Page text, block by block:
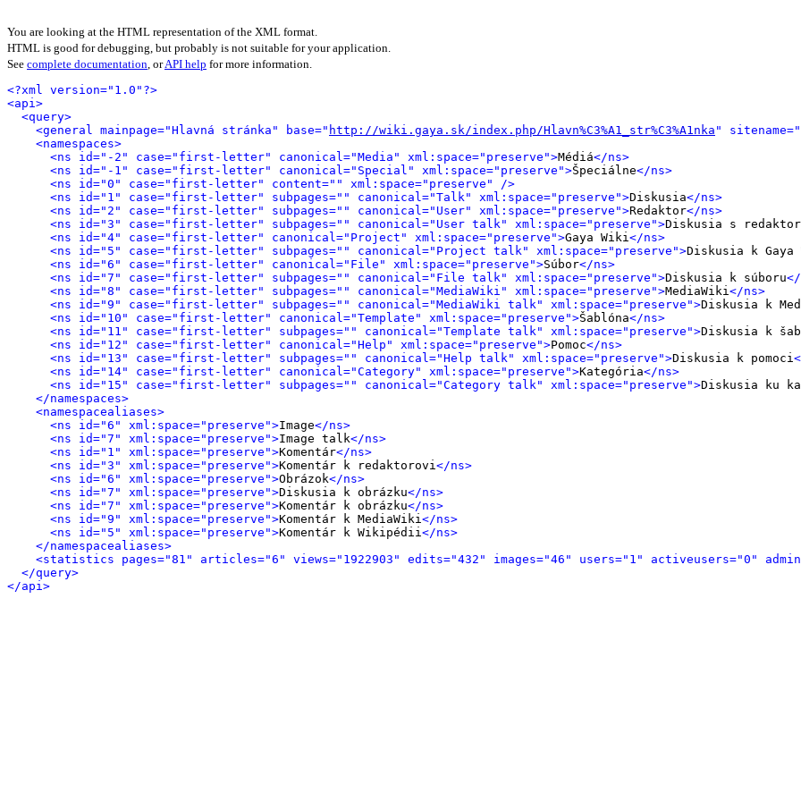
You are looking at the HTML representation of the XML format.
HTML is good for debugging, but probably is not suitable for your application.
See complete documentation, orAPI help for more information.
<?xml version="1.0"?>
<api>
<query>
<general mainpage="Hlavná stránka" base=" http://wiki.gaya.sk/index.php/Hlavn%C3%A1_str%C3%A1nka "
<namespaces>
<ns id="-2" case="first-letter" canonical="Media" xml:space="preserve">Médiá</ns>
<ns id="-1" case="first-letter" canonical="Special" xml:space="preserve">Špeciálne</ns>
<ns id="0" case="first-letter" content="" xml:space="preserve" />
<ns id="1" case="first-letter" subpages="" canonical="Talk" xml:space="preserve">Diskusia</ns>
<ns id="2" case="first-letter" subpages="" canonical="User" xml:space="preserve">Redaktor</ns>
<ns id="3" case="first-letter" subpages="" canonical="User talk" xml:space="preserve">Diskusia s
<ns id="4" case="first-letter" canonical="Project" xml:space="preserve">Gaya Wiki</ns>
<ns id="5" case="first-letter" subpages="" canonical="Project talk" xml:space="preserve">Diskusia k Gaya
<ns id="6" case="first-letter" canonical="File" xml:space="preserve">Súbor</ns>
<ns id="7" case="first-letter" subpages="" canonical="File talk" xml:space="preserve">Diskusia k súboru
<ns id="8" case="first-letter" subpages="" canonical="MediaWiki" xml:space="preserve">MediaWiki</ns>
<ns id="9" case="first-letter" subpages="" canonical="MediaWiki talk" xml:space="preserve">Diskusia k
<ns id="10" case="first-letter" canonical="Template" xml:space="preserve">Šablóna</ns>
<ns id="11" case="first-letter" subpages="" canonical="Template talk" xml:space="preserve">Diskusia k
<ns id="12" case="first-letter" canonical="Help" xml:space="preserve">Pomoc</ns>
<ns id="13" case="first-letter" subpages="" canonical="Help talk" xml:space="preserve">Diskusia k pomoci
<ns id="14" case="first-letter" canonical="Category" xml:space="preserve">Kategória</ns>
<ns id="15" case="first-letter" subpages="" canonical="Category talk" xml:space="preserve">Diskusia ku
</namespaces>
<namespacealiases>
<ns id="6" xml:space="preserve">Image</ns>
<ns id="7" xml:space="preserve">Image talk</ns>
<ns id="1" xml:space="preserve">Komentár</ns>
<ns id="3" xml:space="preserve">Komentár k redaktorovi</ns>
<ns id="6" xml:space="preserve">Obrázok</ns>
<ns id="7" xml:space="preserve">Diskusia k obrázku</ns>
<ns id="7" xml:space="preserve">Komentár k obrázku</ns>
<ns id="9" xml:space="preserve">Komentár k MediaWiki</ns>
<ns id="5" xml:space="preserve">Komentár k Wikipédii</ns>
</namespacealiases>
<statistics pages="81" articles="6" views="1922903" edits="432" images="46" users="1" activeusers="0"
</query>
</api>